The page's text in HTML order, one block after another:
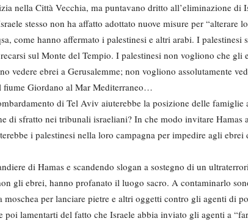
nella Città Vecchia, ma puntavano dritto all’eliminazione di
stesso non ha affatto adottato nuove misure per “alterare
come hanno affermato i palestinesi e altri arabi. I palestinesi
recarsi sul Monte del Tempio. I palestinesi non vogliono che
vedere ebrei a Gerusalemme; non vogliono assolutamente
fiume Giordano al Mar Mediterraneo…
di Tel Aviv aiuterebbe la posizione delle famiglie
di sfratto nei tribunali israeliani? In che modo invitare Hamas
i palestinesi nella loro campagna per impedire agli
di Hamas e scandendo slogan a sostegno di un
gli ebrei, hanno profanato il luogo sacro. A contaminarlo
moschea per lanciare pietre e altri oggetti contro gli agenti di
poi lamentarti del fatto che Israele abbia inviato gli agenti a